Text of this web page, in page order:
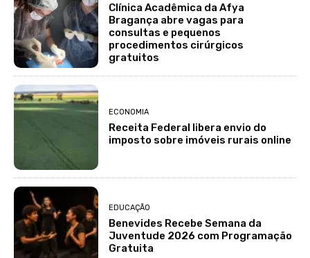
Clínica Acadêmica da Afya
Bragança abre vagas para
consultas e pequenos
procedimentos cirúrgicos
gratuitos
ECONOMIA
Receita Federal libera envio do
imposto sobre imóveis rurais online
EDUCAÇÃO
Benevides Recebe Semana da
Juventude 2026 com Programação
Gratuita